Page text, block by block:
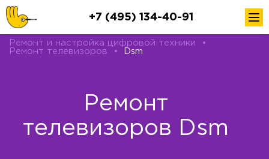
+7 (495) 134-40-91
Ремонт и настройка цифровой техники
•
Ремонт телевизоров
• Dsm
Ремонт
телевизоров Dsm